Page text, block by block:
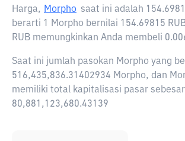
Harga, Morpho saat ini adalah
berarti 1 Morpho bernilai 154.69815
RUB memungkinkan Anda membeli
Saat ini jumlah pasokan Morpho yang
516,435,836.31402934 Morpho, dan
memiliki total kapitalisasi pasar
80,881,123,680.43139